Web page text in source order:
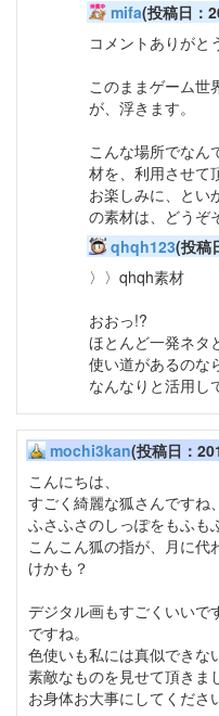
mifa(投稿日：
コメントありがと
このままゲーム世
が、浮きます。
こんな場所でなん
材を、利用させて
お楽しみに、とい
の素材は、どうぞ
qhqh123(投稿
〉〉qhqh素材
おおっ!?
ほとんど一発ネタ
使い道があるのな
なんなりと活用し
mochi3kan(投稿日：
こんにちは、
すごく綺麗な狐さんですね
ふさふさのしっぽをもふも
こんこん狐の指が、月に代
けかも？
デジタル画もすごくいいで
ですね。
色使いも私には真似できな
素敵なものを見せて頂きま
お身体お大事にしてくださ